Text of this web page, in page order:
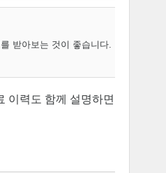
받아보는 것이 좋습니다.
력도 함께 설명하면 진